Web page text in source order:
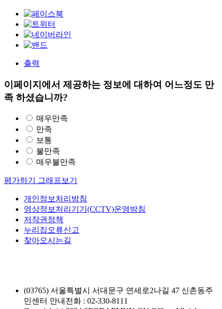
출력
이페이지에서 제공하는 정보에 대하여 어느정도 만
족 하셨습니까?
매우만족
만족
보통
불만족
매우불만족
평가하기 그래프보기
개인정보처리방침
영상정보처리기기(CCTV)운영방침
저작권정책
누리집오류신고
찾아오시는길
(03765) 서울특별시 서대문구 연세로2나길 47 신촌동주
민센터 안내전화 : 02-330-8111